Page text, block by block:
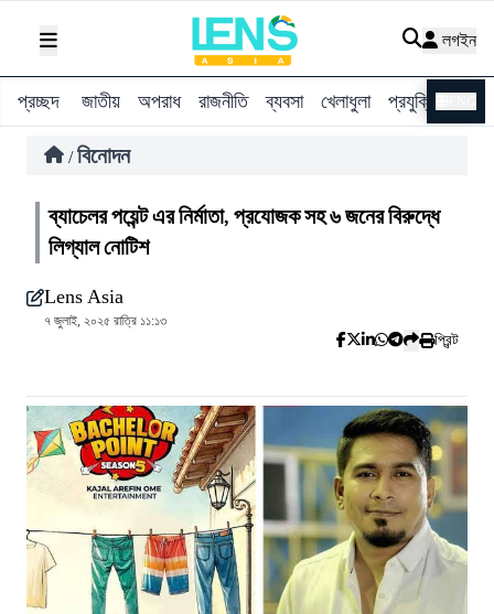
লগইন
প্রচ্ছদ জাতীয় অপরাধ রাজনীতি ব্যবসা খেলাধুলা প্রযুক্তি
/ বিনোদন
ব্যাচেলর পয়েন্ট এর নির্মাতা, প্রযোজক সহ ৬ জনের বিরুদ্ধে
লিগ্যাল নোটিশ
Lens Asia
৭ জুলাই, ২০২৫ রাত্রি ১১:১৩
প্রিন্ট